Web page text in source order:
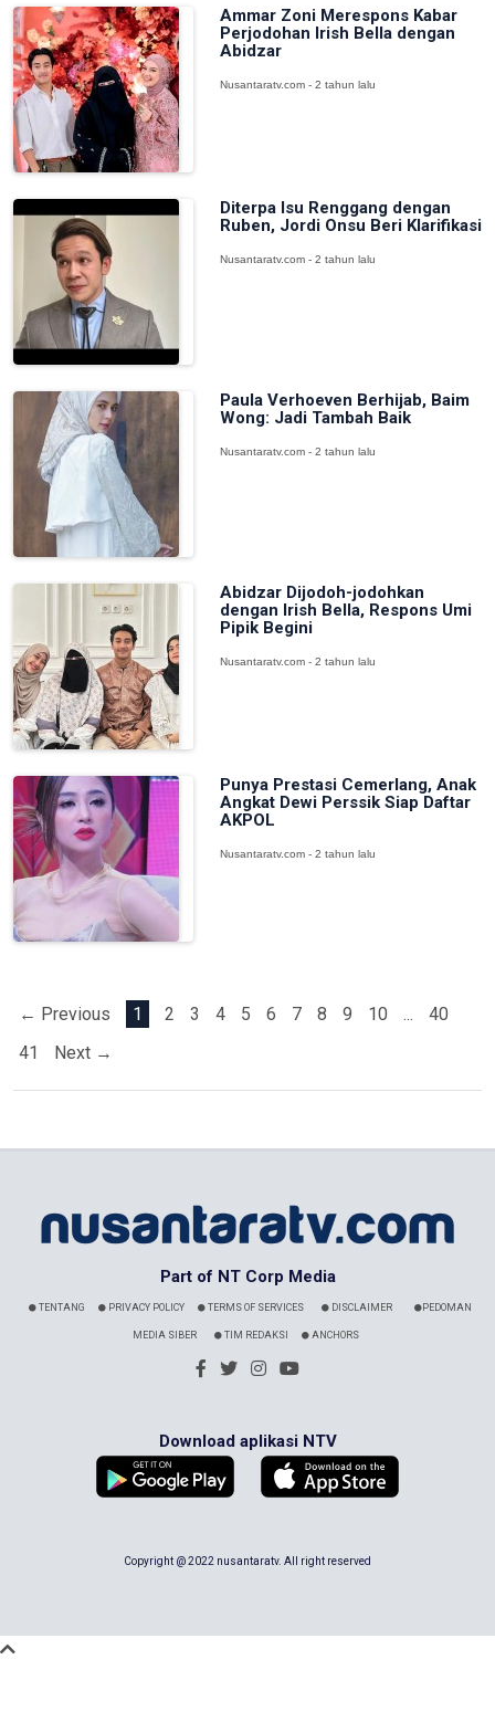
Ammar Zoni Merespons Kabar
Perjodohan Irish Bella dengan
Abidzar
Nusantaratv.com - 2 tahun lalu
Diterpa Isu Renggang dengan
Ruben, Jordi Onsu Beri Klarifikasi
Nusantaratv.com - 2 tahun lalu
Paula Verhoeven Berhijab, Baim
Wong: Jadi Tambah Baik
Nusantaratv.com - 2 tahun lalu
Abidzar Dijodoh-jodohkan
dengan Irish Bella, Respons Umi
Pipik Begini
Nusantaratv.com - 2 tahun lalu
Punya Prestasi Cemerlang, Anak
Angkat Dewi Perssik Siap Daftar
AKPOL
Nusantaratv.com - 2 tahun lalu
← Previous 1 2 3 4 5 6 7 8 9 10 ...
40
41
Next →
Part of NT Corp Media
TENTANG PRIVACY POLICY TERMS OF SERVICES DISCLAIMER PEDOMAN
MEDIA SIBER TIM REDAKSI ANCHORS
Download aplikasi NTV
Copyright @ 2022 nusantaratv. All right reserved